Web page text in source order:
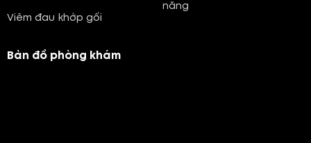
Viêm đau khớp gối
năng
Bản đồ phòng khám